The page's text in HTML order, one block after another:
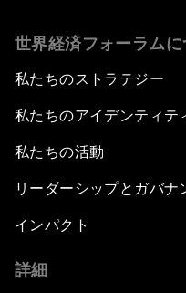
世界経済フォーラムに
私たちのストラテジー
私たちのアイデンティテ
私たちの活動
リーダーシップとガバナ
インパクト
詳細